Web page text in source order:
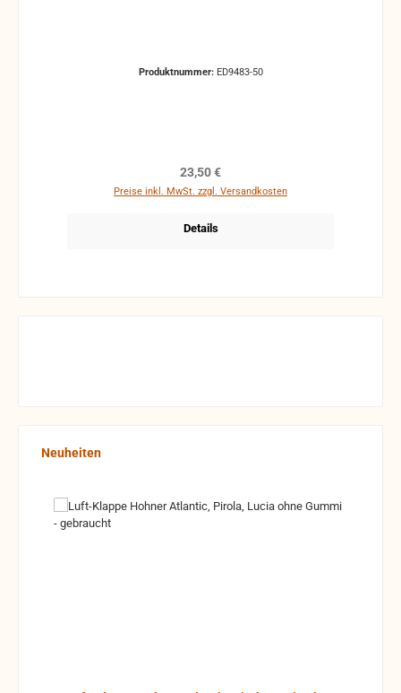
Produktnummer: ED9483-50
Regulärer Preis:
23,50 €
Preise inkl. MwSt. zzgl. Versandkosten
Details
Produktgalerie überspringen
Neuheiten